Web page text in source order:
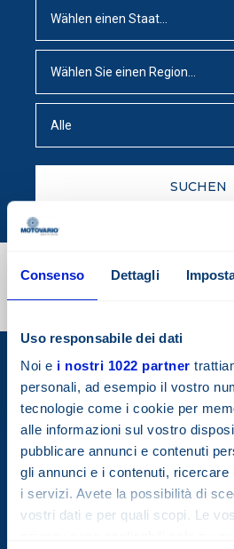
Consenso Dettagli
Uso responsabile dei dati
Noi e i nostri 1022 partner
personali, ad esempio il vostro
tecnologie come i cookie per
alle informazioni sul vostro
pubblicare annunci e contenuti
gli annunci e i contenuti, ricercare
i servizi. Avete la possibilità di
vostri dati e per quali scopi. Le
SUCHEN
Registrieren Sie
Newsletter, um
Neuigkeiten